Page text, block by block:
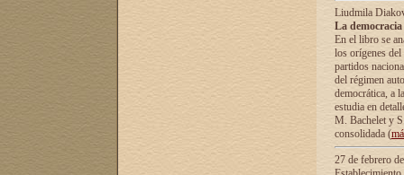
Liudmila
La
En el libro se
los orígenes
partidos
del régimen
democrática, а
estudia en
М. Bachelet у
consolidada (
27 de febrero